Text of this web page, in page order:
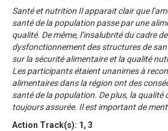
Santé et nutrition Il apparait clair que
santé de la population passe par une
qualité. De même, l’insalubrité du cadre
dysfonctionnement des structures de
sur la sécurité alimentaire et la qualité
Les participants étaient unanimes à
alimentaires dans la région ont des
santé de la population. De plus, la qualité
toujours assurée. Il est important de
Action Track(s): 1 , 3